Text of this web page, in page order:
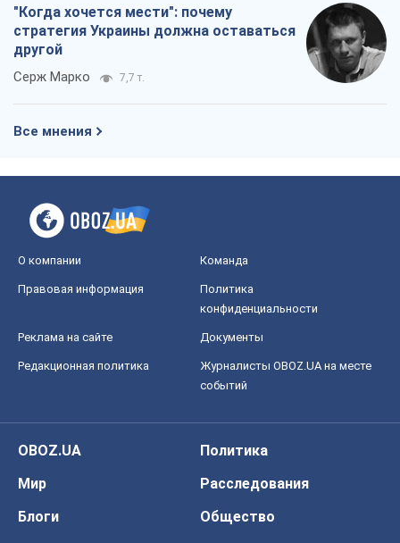
"Когда хочется мести": почему
стратегия Украины должна оставаться
другой
Серж Марко 7,7 т.
Все мнения
О компании Команда
Правовая информация
Политика
конфиденциальности
Реклама на сайте Документы
Редакционная политика
Журналисты OBOZ.UA на месте
событий
OBOZ.UA
Политика
Мир
Расследования
Блоги
Общество